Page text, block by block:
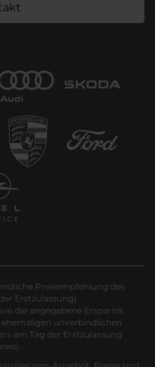
Preisempfehlung des
Erstzulassung).
die angegebene Ersparnis
unverbindlichen
am Tag der Erstzulassung